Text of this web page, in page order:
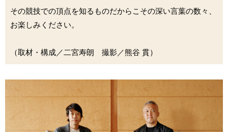
その競技での頂点を知るものだからこその深い言葉の数々、
お楽しみください。
（取材・構成／二宮寿朗 撮影／熊谷 貫）